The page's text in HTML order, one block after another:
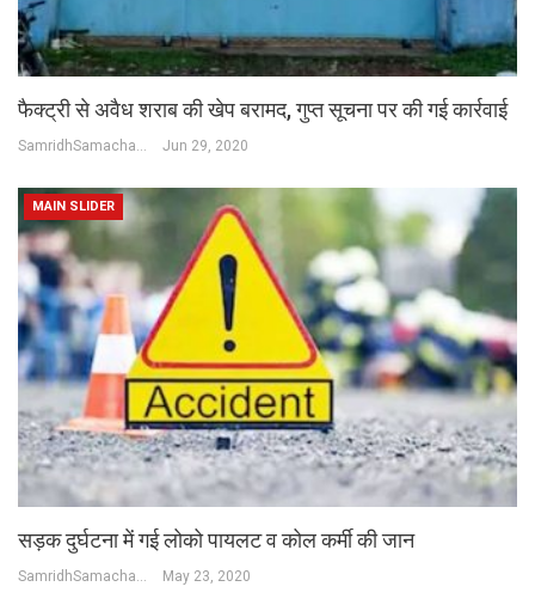
फैक्ट्री से अवैध शराब की खेप बरामद, गुप्त सूचना पर की गई कार्रवाई
Jun 29, 2020
MAIN SLIDER
सड़क दुर्घटना में गई लोको पायलट व कोल कर्मी की जान
SamridhSamachar Desk May 23, 2020